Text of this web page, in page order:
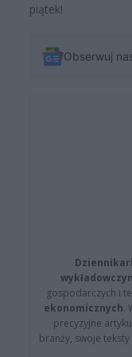
piątek!
Obserwuj
gospodarczych i
ekonomicznych.
precyzyjne
branży, swoje